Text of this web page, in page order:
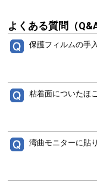
よくある質問（Q&A
保護フィルムの手
粘着面についたほ
湾曲モニターに貼